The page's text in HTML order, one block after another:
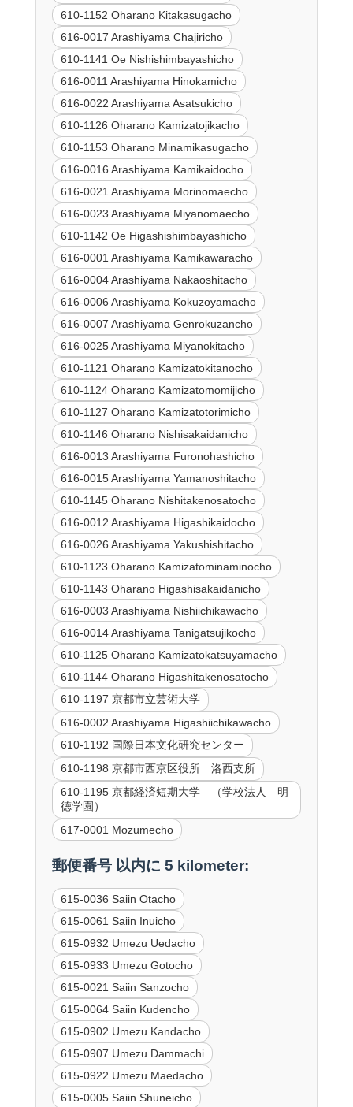
610-1152 Oharano Kitakasugacho
616-0017 Arashiyama Chajiricho
610-1141 Oe Nishishimbayashicho
616-0011 Arashiyama Hinokamicho
616-0022 Arashiyama Asatsukicho
610-1126 Oharano Kamizatojikacho
610-1153 Oharano Minamikasugacho
616-0016 Arashiyama Kamikaidocho
616-0021 Arashiyama Morinomaecho
616-0023 Arashiyama Miyanomaecho
610-1142 Oe Higashishimbayashicho
616-0001 Arashiyama Kamikawaracho
616-0004 Arashiyama Nakaoshitacho
616-0006 Arashiyama Kokuzoyamacho
616-0007 Arashiyama Genrokuzancho
616-0025 Arashiyama Miyanokitacho
610-1121 Oharano Kamizatokitanocho
610-1124 Oharano Kamizatomomijicho
610-1127 Oharano Kamizatotorimicho
610-1146 Oharano Nishisakaidanicho
616-0013 Arashiyama Furonohashicho
616-0015 Arashiyama Yamanoshitacho
610-1145 Oharano Nishitakenosatocho
616-0012 Arashiyama Higashikaidocho
616-0026 Arashiyama Yakushishitacho
610-1123 Oharano Kamizatominaminocho
610-1143 Oharano Higashisakaidanicho
616-0003 Arashiyama Nishiichikawacho
616-0014 Arashiyama Tanigatsujikocho
610-1125 Oharano Kamizatokatsuyamacho
610-1144 Oharano Higashitakenosatocho
610-1197 京都市立芸術大学
616-0002 Arashiyama Higashiichikawacho
610-1192 国際日本文化研究センター
610-1198 京都市西京区役所 洛西支所
610-1195 京都経済短期大学 （学校法人 明
徳学園）
617-0001 Mozumecho
郵便番号 以内に 5 kilometer:
615-0036 Saiin Otacho
615-0061 Saiin Inuicho
615-0932 Umezu Uedacho
615-0933 Umezu Gotocho
615-0021 Saiin Sanzocho
615-0064 Saiin Kudencho
615-0902 Umezu Kandacho
615-0907 Umezu Dammachi
615-0922 Umezu Maedacho
615-0005 Saiin Shuneicho